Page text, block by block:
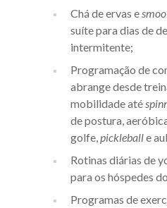
Chá de ervas e
suíte para dias de
intermitente;
Programação de
abrange desde
mobilidade até
de postura,
golfe, pickleballe
Rotinas diárias de
para os hóspedes
Programas de